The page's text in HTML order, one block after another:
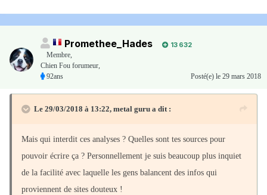
Promethee_Hades
13 632
Membre,
Chien Fou forumeur,
92ans
Posté(e) le 29 mars 2018
Le 29/03/2018 à 13:22, metal guru a dit :
Mais qui interdit ces analyses ? Quelles sont tes sources pour
pouvoir écrire ça ? Personnellement je suis beaucoup plus inquiet
de la facilité avec laquelle les gens balancent des infos qui
proviennent de sites douteux !